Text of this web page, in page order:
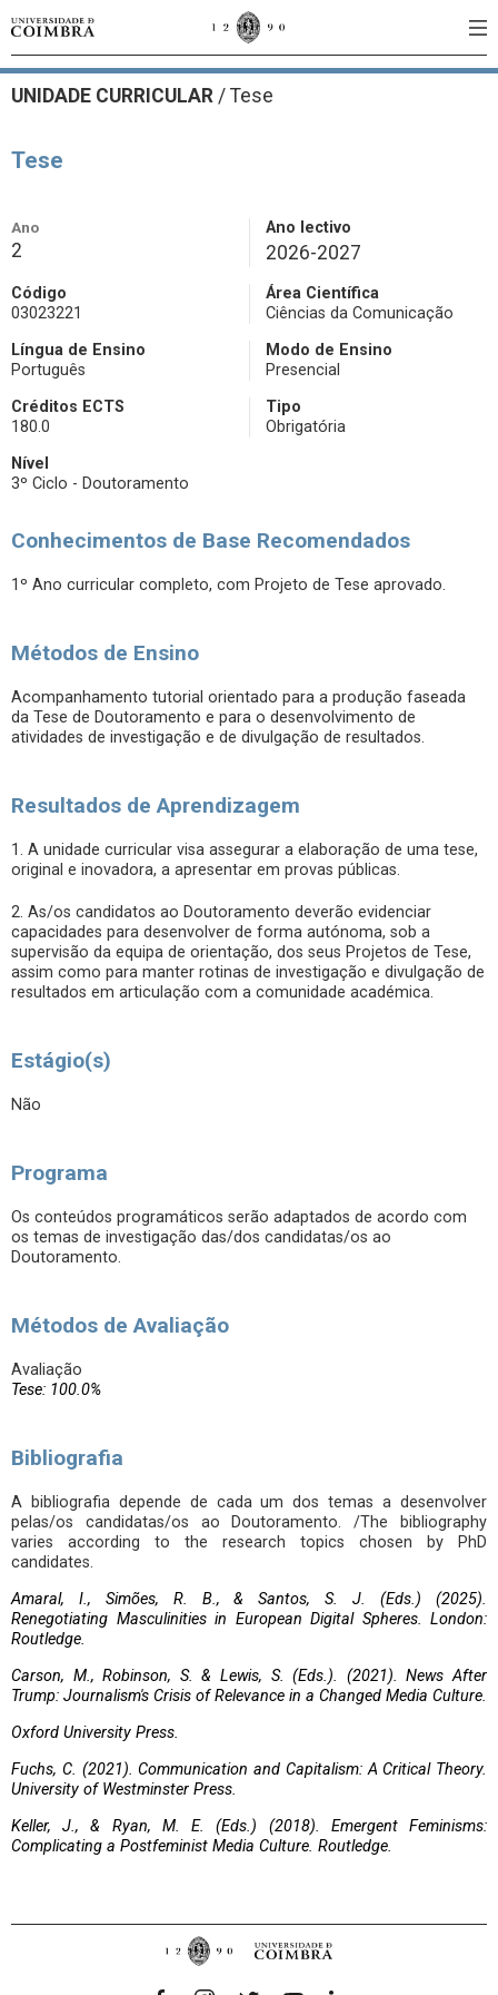
UNIDADE CURRICULAR / Tese
Tese
Ano
2
Ano lectivo
2026-2027
Código
03023221
Área Científica
Ciências da Comunicação
Língua de Ensino
Português
Modo de Ensino
Presencial
Créditos ECTS
180.0
Tipo
Obrigatória
Nível
3º Ciclo - Doutoramento
Conhecimentos de Base Recomendados
1º Ano curricular completo, com Projeto de Tese aprovado.
Métodos de Ensino
Acompanhamento tutorial orientado para a produção faseada
da Tese de Doutoramento e para o desenvolvimento de
atividades de investigação e de divulgação de resultados.
Resultados de Aprendizagem
1. A unidade curricular visa assegurar a elaboração de uma tese,
original e inovadora, a apresentar em provas públicas.
2. As/os candidatos ao Doutoramento deverão evidenciar
capacidades para desenvolver de forma autónoma, sob a
supervisão da equipa de orientação, dos seus Projetos de Tese,
assim como para manter rotinas de investigação e divulgação de
resultados em articulação com a comunidade académica.
Estágio(s)
Não
Programa
Os conteúdos programáticos serão adaptados de acordo com
os temas de investigação das/dos candidatas/os ao
Doutoramento.
Métodos de Avaliação
Avaliação
Tese: 100.0%
Bibliografia
A bibliografia depende de cada um dos temas a desenvolver
pelas/os candidatas/os ao Doutoramento. /The bibliography
varies according to the research topics chosen by PhD
candidates.
Amaral, I., Simões, R. B., & Santos, S. J. (Eds.) (2025).
Renegotiating Masculinities in European Digital Spheres. London:
Routledge.
Carson, M., Robinson, S. & Lewis, S. (Eds.). (2021). News After
Trump: Journalism's Crisis of Relevance in a Changed Media Culture.
Oxford University Press.
Fuchs, C. (2021). Communication and Capitalism: A Critical Theory.
University of Westminster Press.
Keller, J., & Ryan, M. E. (Eds.) (2018). Emergent Feminisms:
Complicating a Postfeminist Media Culture. Routledge.